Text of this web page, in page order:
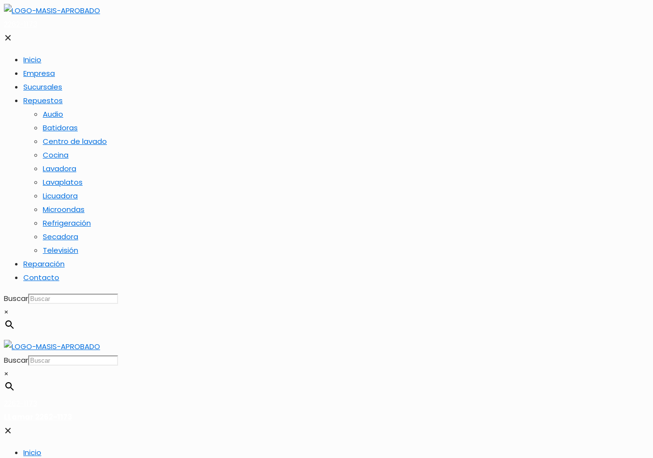
✕
Inicio
Empresa
Sucursales
Repuestos
Audio
Batidoras
Centro de lavado
Cocina
Lavadora
Lavaplatos
Licuadora
Microondas
Refrigeración
Secadora
Televisión
Reparación
Contacto
Buscar
×
Buscar
×
✕
Inicio